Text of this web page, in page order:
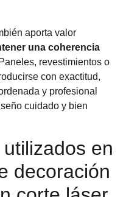
aporta valor
una coherencia
revestimientos o
con exactitud,
y profesional
cuidado y bien
en
decoración